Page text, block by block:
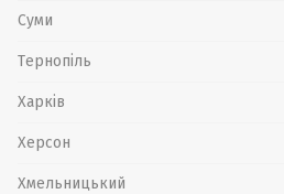
Суми
Тернопіль
Харків
Херсон
Хмельницький